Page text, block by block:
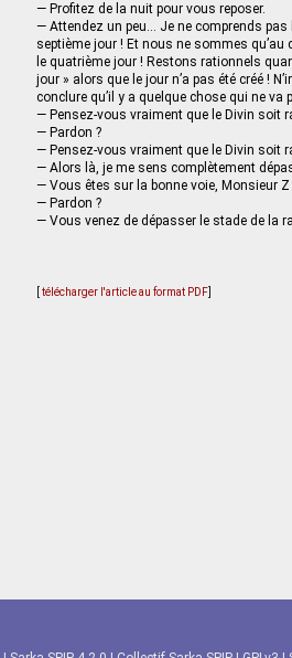
— Profitez de la nuit pour vous reposer.
— Attendez un peu… Je ne comprends pas
septième jour ! Et nous ne sommes
le quatrième jour ! Restons rationnels
jour » alors que le jour n’a pas été créé !
conclure qu’il y a quelque chose qui ne va
— Pensez-vous vraiment que le Divin soit
— Pardon ?
— Pensez-vous vraiment que le Divin soit
— Alors là, je me sens complètement
— Vous êtes sur la bonne voie, Monsieur Z
— Pardon ?
— Vous venez de dépasser le stade de la
télécharger l'article au format PDF